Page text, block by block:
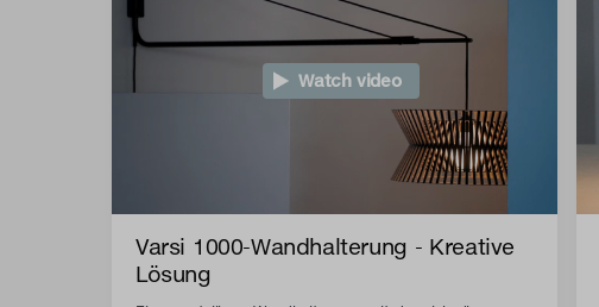
Watch video
Varsi 1000-Wandhalterung - Kreative
Lösung